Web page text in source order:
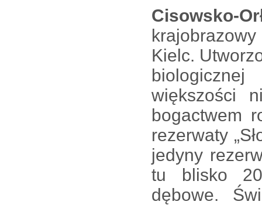
Cisowsko-
Kielc.
większości
bogactwem
rezerwaty
jedyny
tu blisko
dębowe.